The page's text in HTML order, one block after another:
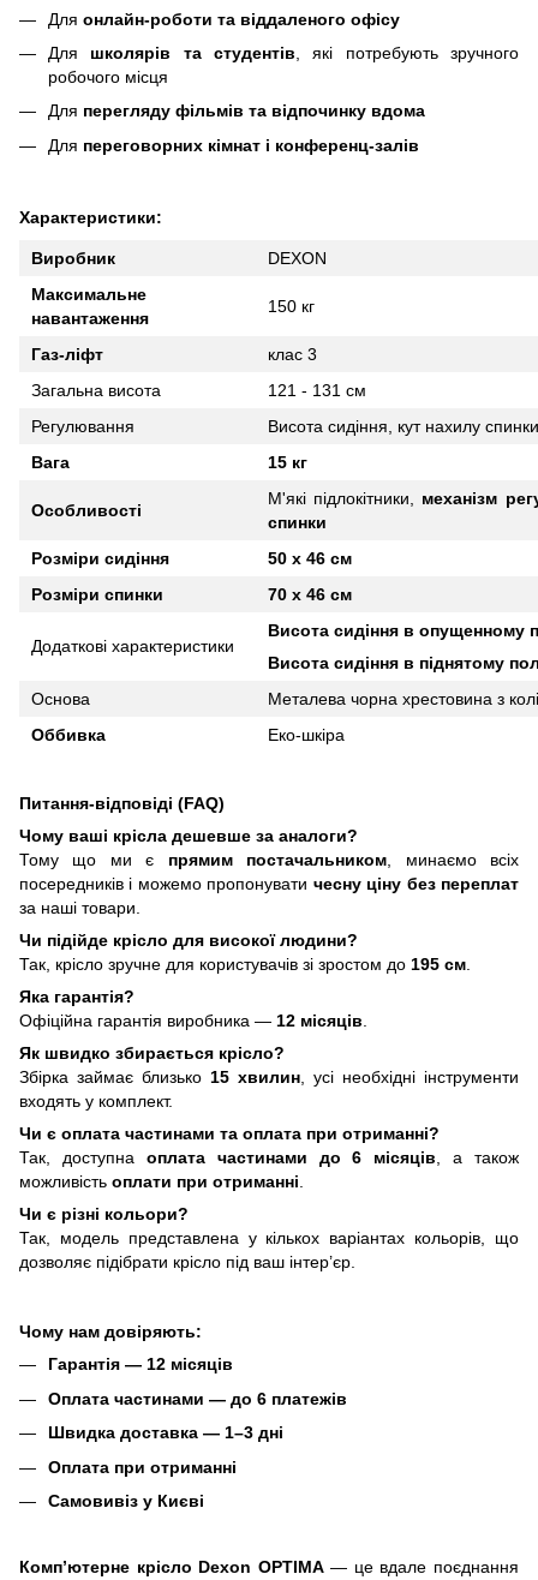
Для онлайн-роботи та віддаленого офісу
Для школярів та студентів , які потребують зручного
робочого місця
Для перегляду фільмів та відпочинку вдома
Для переговорних кімнат і конференц-залів
Характеристики:
Виробник
DEXON
Максимальне
навантаження
150 кг
Газ-ліфт
клас 3
Загальна висота
121 - 131 см
Регулювання
Висота сидіння, кут нахилу спинки
Вага
15 кг
Особливості
М'які підлокітники, механізм
спинки
Розміри сидіння
50 х 46 см
Розміри спинки
70 х 46 см
Додаткові характеристики
Висота сидіння в опущенному
Висота сидіння в піднятому
Основа
Металева чорна хрестовина з
Оббивка
Еко-шкіра
Питання-відповіді (FAQ)
Чому ваші крісла дешевше за аналоги?
Тому що ми є прямим постачальником , минаємо всіх
посередників і можемо пропонувати чесну ціну без переплат
за наші товари.
Чи підійде крісло для високої людини?
Так, крісло зручне для користувачів зі зростом до 195 см
Яка гарантія?
Офіційна гарантія виробника — 12 місяців
Як швидко збирається крісло?
Збірка займає близько 15 хвилин , усі необхідні інструменти
входять у комплект.
Чи є оплата частинами та оплата при отриманні?
Так, доступна оплата частинами до 6 місяців , а також
можливість оплати при отриманні
Чи є різні кольори?
Так, модель представлена у кількох варіантах кольорів, що
дозволяє підібрати крісло під ваш інтер’єр.
Чому нам довіряють:
Гарантія — 12 місяців
Оплата частинами — до 6 платежів
Швидка доставка — 1–3 дні
Оплата при отриманні
Самовивіз у Києві
Комп’ютерне крісло DexonOPTIMA — це вдале поєднання